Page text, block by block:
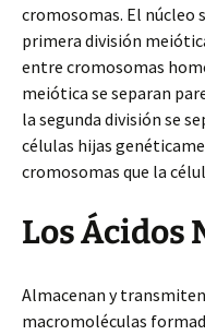
cromosomas. El núcleo
primera división
entre cromosomas
meiótica se separan
la segunda división se
células hijas
cromosomas que la
Los Ácidos
Almacenan y
macromoléculas